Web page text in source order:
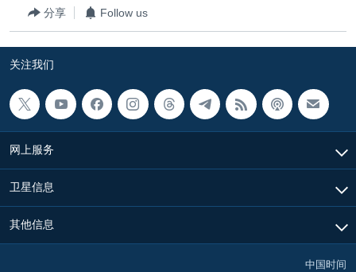
全球议题
环境
美国建国250周年
埃博拉疫情
美国之音专访
重要讲话与声明
台海两岸关系
南中国海争端
关注西藏
关注新疆
关注我们
其他语言网站
分享 Follow us
关注我们
网上服务
卫星信息
其他信息
中国时间